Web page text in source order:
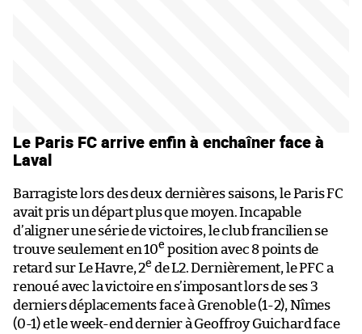
Le Paris FC arrive enfin à enchaîner face à
Laval
Barragiste lors des deux dernières saisons, le Paris FC
avait pris un départ plus que moyen. Incapable
d’aligner une série de victoires, le club francilien se
trouve seulement en 10e position avec 8 points de
retard sur Le Havre, 2e de L2. Dernièrement, le PFC a
renoué avec la victoire en s’imposant lors de ses 3
derniers déplacements face à Grenoble (1-2), Nîmes
(0-1) et le week-end dernier à Geoffroy Guichard face